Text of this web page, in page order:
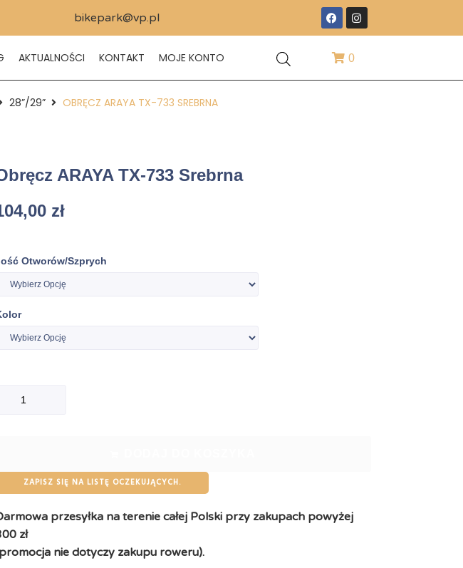
bikepark@vp.pl
AKTUALNOŚCI KONTAKT MOJE KONTO 0
28”/29” OBRĘCZ ARAYA TX-733 SREBRNA
ARAYA TX-733 Srebrna
zł
Otworów/szprych
ZAPISZ SIĘ NA LISTĘ OCZEKUJĄCYCH.
przesyłka na terenie całej Polski przy zakupach powyżej
zł
nie dotyczy zakupu roweru).